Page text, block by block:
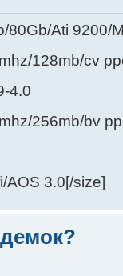
80Gb/Ati 9200/
128mb/cv
4.0
256mb/bv
AOS 3.0[/size]